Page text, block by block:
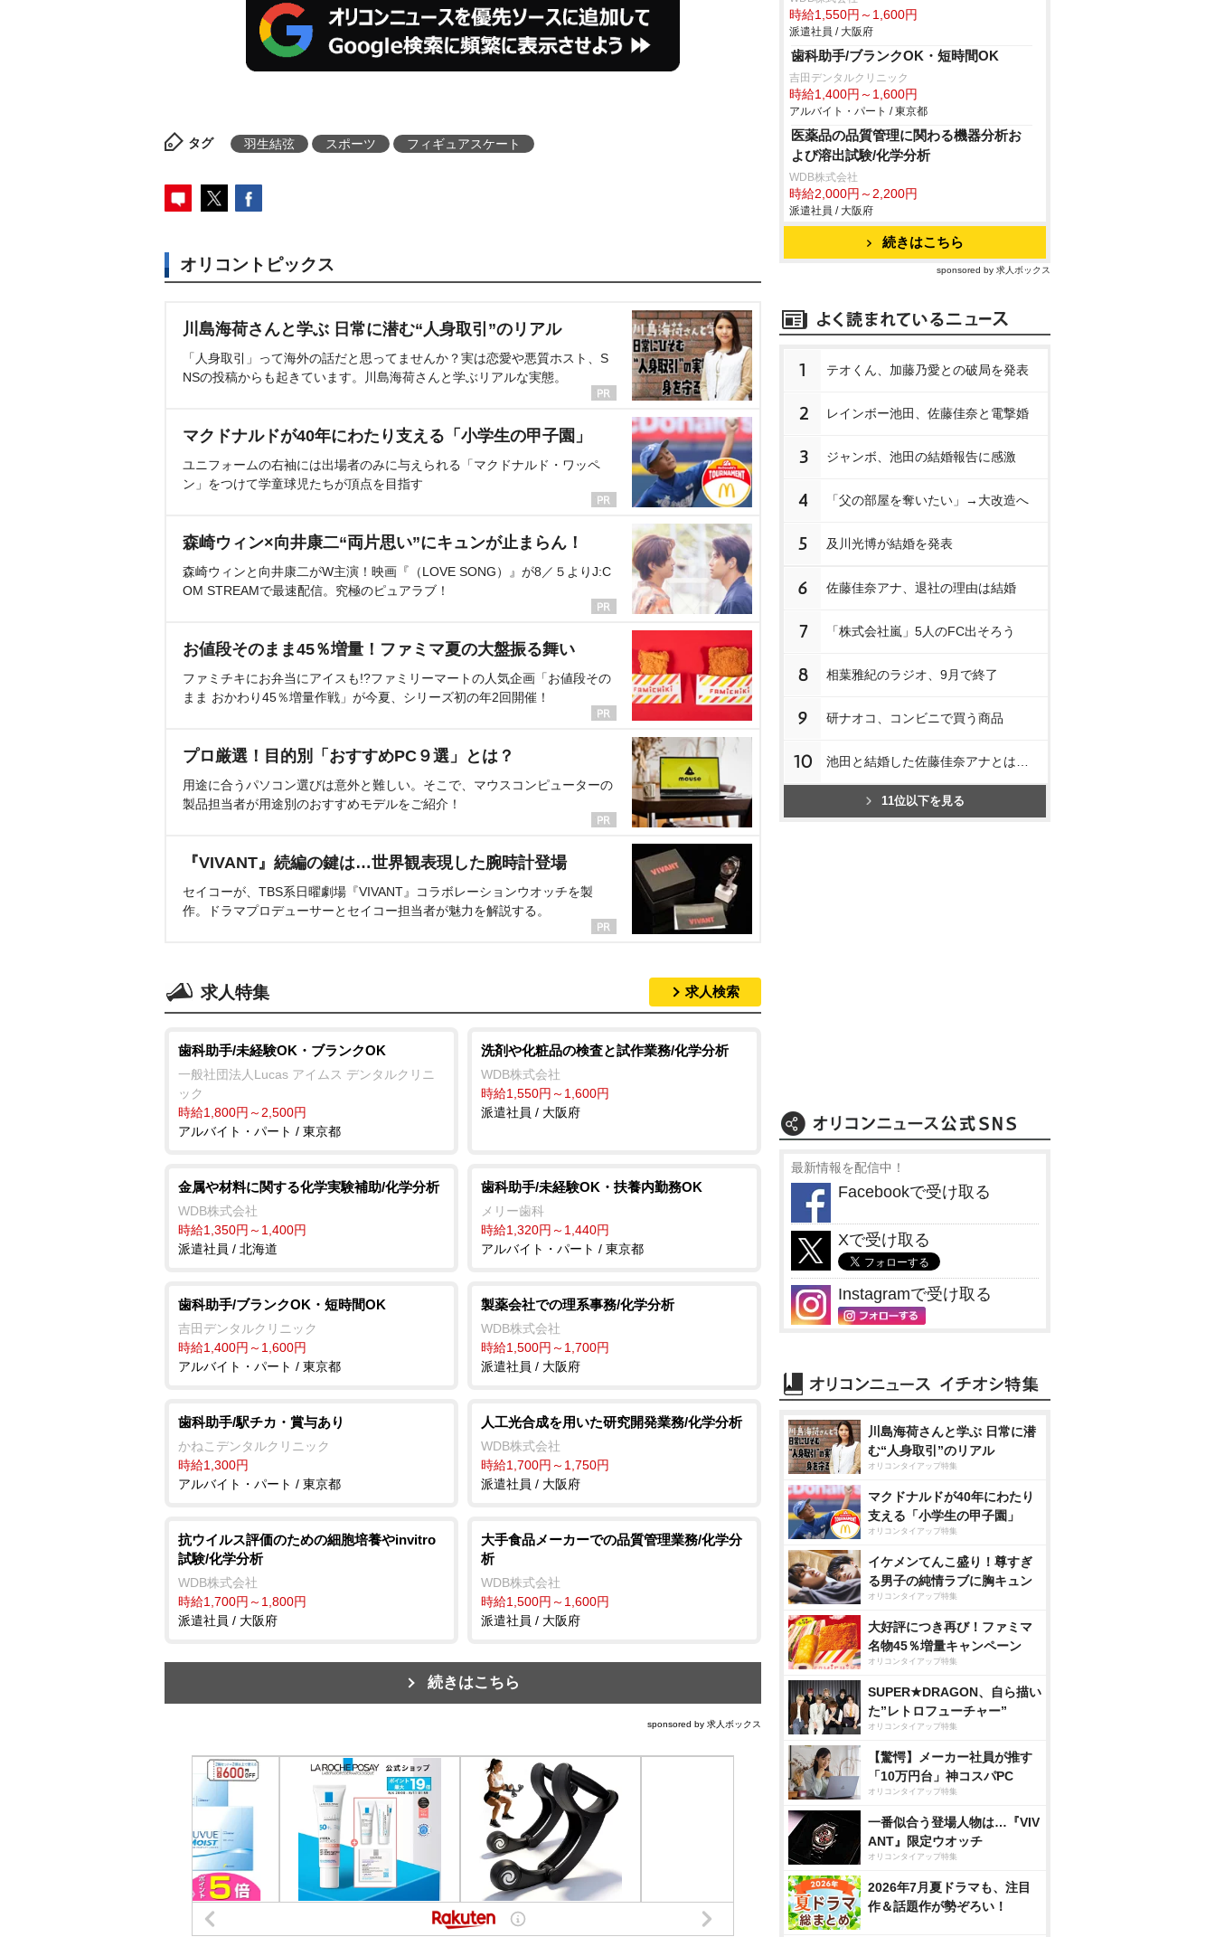
タグ 羽生結弦 スポーツ フィギュアスケート
オリコントピックス
川島海荷さんと学ぶ 日常に潜む“人身取引”のリアル
「人身取引」って海外の話だと思ってませんか？実は恋愛や悪質ホスト、S
NSの投稿からも起きています。川島海荷さんと学ぶリアルな実態。
マクドナルドが40年にわたり支える「小学生の甲子園」
ユニフォームの右袖には出場者のみに与えられる「マクドナルド・ワッペ
ン」をつけて学童球児たちが頂点を目指す
森崎ウィン×向井康二“両片思い”にキュンが止まらん！
森崎ウィンと向井康二がW主演！映画『（LOVE SONG）』が8／５よりJ:C
OM STREAMで最速配信。究極のピュアラブ！
お値段そのまま45％増量！ファミマ夏の大盤振る舞い
ファミチキにお弁当にアイスも!?ファミリーマートの人気企画「お値段その
まま おかわり45％増量作戦」が今夏、シリーズ初の年2回開催！
プロ厳選！目的別「おすすめPC９選」とは？
用途に合うパソコン選びは意外と難しい。そこで、マウスコンピューターの
製品担当者が用途別のおすすめモデルをご紹介！
『VIVANT』続編の鍵は…世界観表現した腕時計登場
セイコーが、TBS系日曜劇場『VIVANT』コラボレーションウオッチを製
作。ドラマプロデューサーとセイコー担当者が魅力を解説する。
求人特集 求人検索
歯科助手/未経験OK・ブランクOK
一般社団法人Lucas アイムス デンタルクリニ
ック
時給1,800円～2,500円
アルバイト・パート / 東京都
洗剤や化粧品の検査と試作業務/化学分析
WDB株式会社
時給1,550円～1,600円
派遣社員 / 大阪府
金属や材料に関する化学実験補助/化学分析
WDB株式会社
時給1,350円～1,400円
派遣社員 / 北海道
歯科助手/未経験OK・扶養内勤務OK
メリー歯科
時給1,320円～1,440円
アルバイト・パート / 東京都
歯科助手/ブランクOK・短時間OK
吉田デンタルクリニック
時給1,400円～1,600円
アルバイト・パート / 東京都
製薬会社での理系事務/化学分析
WDB株式会社
時給1,500円～1,700円
派遣社員 / 大阪府
歯科助手/駅チカ・賞与あり
かねこデンタルクリニック
時給1,300円
アルバイト・パート / 東京都
人工光合成を用いた研究開発業務/化学分析
WDB株式会社
時給1,700円～1,750円
派遣社員 / 大阪府
抗ウイルス評価のための細胞培養やinvitro
試験/化学分析
WDB株式会社
時給1,700円～1,800円
派遣社員 / 大阪府
大手食品メーカーでの品質管理業務/化学分
析
WDB株式会社
時給1,500円～1,600円
派遣社員 / 大阪府
続きはこちら
sponsored by 求人ボックス
時給1,550円～1,600円
派遣社員 / 大阪府
歯科助手/ブランクOK・短時間OK
吉田デンタルクリニック
時給1,400円～1,600円
アルバイト・パート / 東京都
医薬品の品質管理に関わる機器分析お
よび溶出試験/化学分析
WDB株式会社
時給2,000円～2,200円
派遣社員 / 大阪府
続きはこちら
sponsored by 求人ボックス
1 テオくん、加藤乃愛との破局を発表
2 レインボー池田、佐藤佳奈と電撃婚
3 ジャンボ、池田の結婚報告に感激
4 「父の部屋を奪いたい」→大改造へ
5 及川光博が結婚を発表
6 佐藤佳奈アナ、退社の理由は結婚
7 「株式会社嵐」5人のFC出そろう
8 相葉雅紀のラジオ、9月で終了
9 研ナオコ、コンビニで買う商品
10 池田と結婚した佐藤佳奈アナとは…
11位以下を見る
最新情報を配信中！
Facebookで受け取る
Xで受け取る
Instagramで受け取る
川島海荷さんと学ぶ 日常に潜
む“人身取引”のリアル
オリコンタイアップ特集
マクドナルドが40年にわたり
支える「小学生の甲子園」
オリコンタイアップ特集
イケメンてんこ盛り！尊すぎ
る男子の純情ラブに胸キュン
オリコンタイアップ特集
大好評につき再び！ファミマ
名物45％増量キャンペーン
オリコンタイアップ特集
SUPER★DRAGON、自ら描い
た”レトロフューチャー”
オリコンタイアップ特集
【驚愕】メーカー社員が推す
「10万円台」神コスパPC
オリコンタイアップ特集
一番似合う登場人物は…『VIV
ANT』限定ウオッチ
オリコンタイアップ特集
2026年7月夏ドラマも、注目
作＆話題作が勢ぞろい！